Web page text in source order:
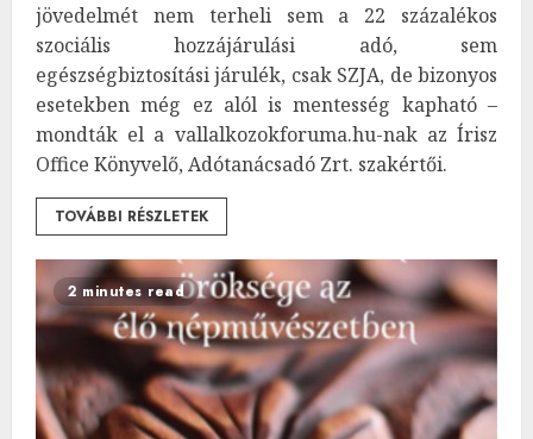
jövedelmét nem terheli sem a 22 százalékos
szociális hozzájárulási adó, sem
egészségbiztosítási járulék, csak SZJA, de bizonyos
esetekben még ez alól is mentesség kapható –
mondták el a vallalkozokforuma.hu-nak az Írisz
Office Könyvelő, Adótanácsadó Zrt. szakértői.
TOVÁBBI RÉSZLETEK
2 minutes read